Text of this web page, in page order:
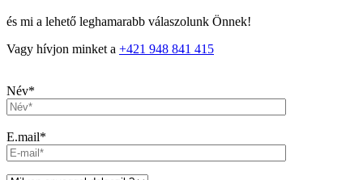
és mi a lehető leghamarabb válaszolunk Önnek!
Vagy hívjon minket a +421 948 841 415
Név*
E.mail*